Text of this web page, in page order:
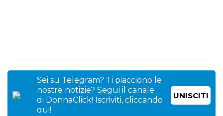
Sei su Telegram? Ti piacciono le
nostre notizie? Segui il canale
di DonnaClick! Iscriviti, cliccando
qui!
UNISCITI